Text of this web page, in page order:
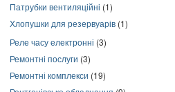
Патрубки вентиляційні (1)
Хлопушки для резервуарів (1)
Реле часу електронні (3)
Ремонтні послуги (3)
Ремонтні комплекси (19)